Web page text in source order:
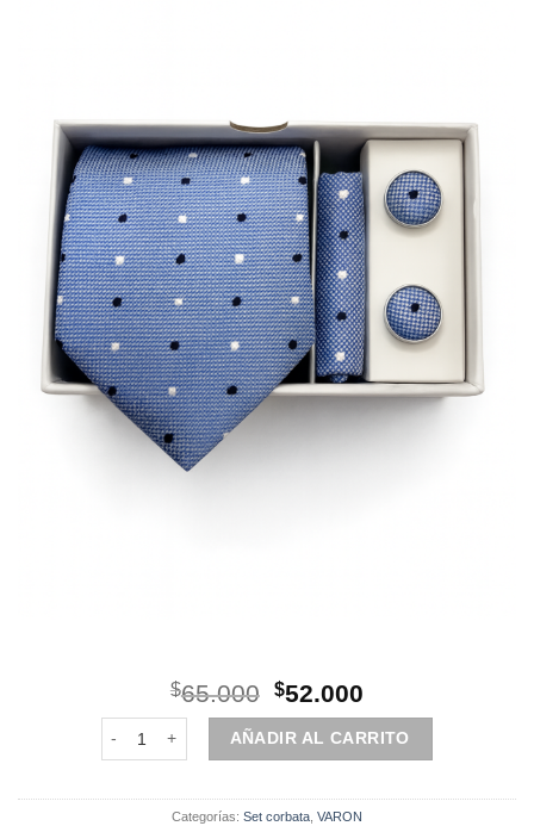
$65.000 El
precio
original
era:
$65.000.
$52.000
precio
actual
es:
$52.000.
Set | Corbata | 3 Piezas | Celeste puntos cantidad
AÑADIR AL CARRITO
Categorías: Set corbata VARON